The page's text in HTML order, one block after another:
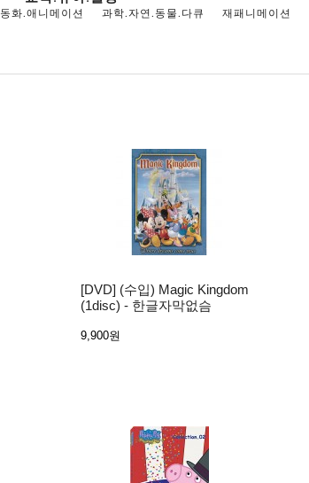
동화.애니메이션 과학.자연.동물.다큐 재패니메이션
[DVD] (수입) Magic Kingdom
(1disc) - 한글자막없슴
9,900원